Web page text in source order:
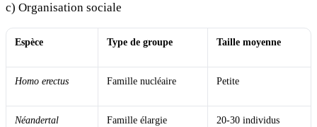
c) Organisation sociale
Espèce Type de groupe Taille moyenne
Homo erectus Famille nucléaire Petite
Néandertal Famille élargie 20-30 individus